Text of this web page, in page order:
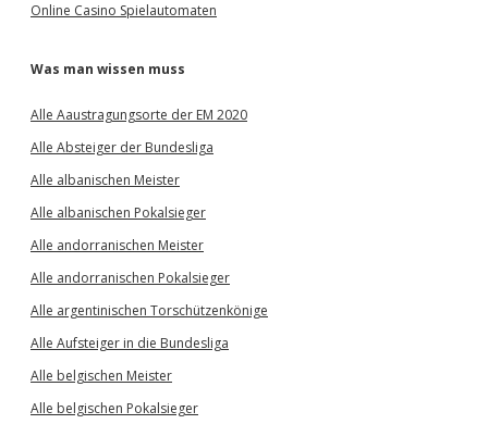
Online Casino Spielautomaten
Was man wissen muss
Alle Aaustragungsorte der EM 2020
Alle Absteiger der Bundesliga
Alle albanischen Meister
Alle albanischen Pokalsieger
Alle andorranischen Meister
Alle andorranischen Pokalsieger
Alle argentinischen Torschützenkönige
Alle Aufsteiger in die Bundesliga
Alle belgischen Meister
Alle belgischen Pokalsieger